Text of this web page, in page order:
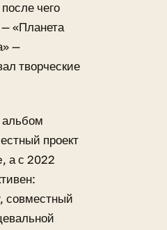
чего
«Планета
—
творческие
альбом
проект
а с 2022
совместный